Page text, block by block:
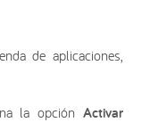
de aplicaciones,
la opción Activar